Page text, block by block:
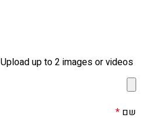
Upload up to 2 images or videos
שם *